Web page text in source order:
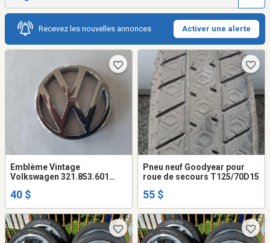
Recevez les nouvelles annonces Activer une alerte
Emblème Vintage
Volkswagen 321.853.601
40 $
Pneu neuf Goodyear pour
roue de secours T125/70D15
55 $